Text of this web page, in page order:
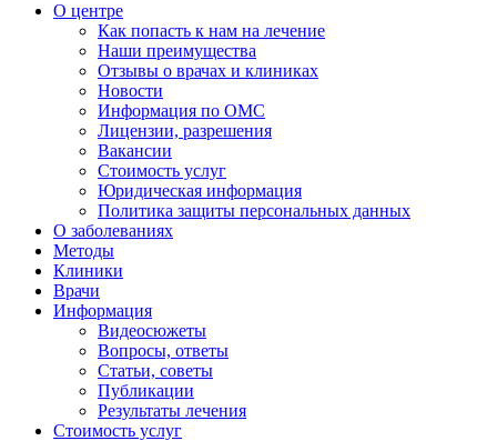
О центре
Как попасть к нам на лечение
Наши преимущества
Отзывы о врачах и клиниках
Новости
Информация по ОМС
Лицензии, разрешения
Вакансии
Стоимость услуг
Юридическая информация
Политика защиты персональных данных
О заболеваниях
Методы
Клиники
Врачи
Информация
Видеосюжеты
Вопросы, ответы
Статьи, советы
Публикации
Результаты лечения
Стоимость услуг